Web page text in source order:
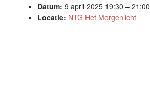
Datum: 9 april 2025 19:30 – 21:00
Locatie: NTG Het Morgenlicht